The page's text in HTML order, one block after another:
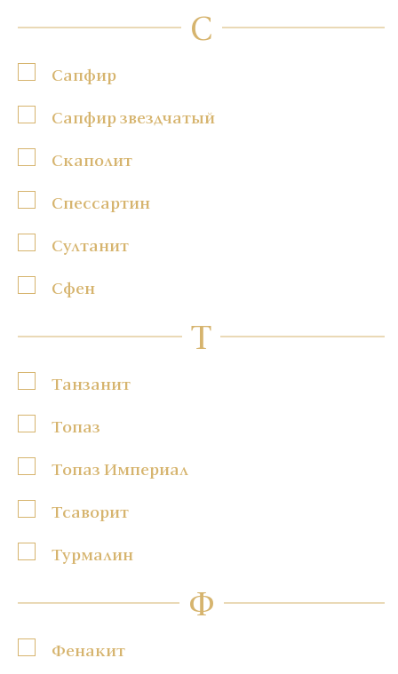
С
Сапфир
Сапфир звездчатый
Скаполит
Спессартин
Султанит
Сфен
Т
Танзанит
Топаз
Топаз Империал
Тсаворит
Турмалин
Ф
Фенакит